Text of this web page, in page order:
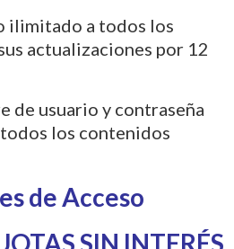
ilimitado a todos los
actualizaciones por 12
de usuario y contraseña
los contenidos
de Acceso
SIN INTERÉS